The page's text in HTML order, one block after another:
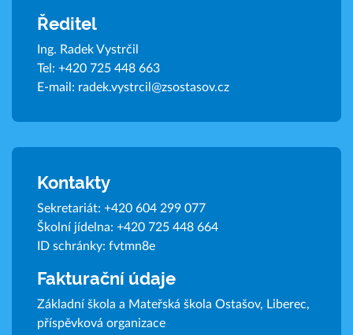
Ředitel
Ing. Radek Vystrčil
Tel: +420 725 448 663
E-mail: radek.vystrcil@zsostasov.cz
Kontakty
Sekretariát: +420 604 299 077
Školní jídelna: +420 725 448 664
ID schránky: fvtmn8e
Fakturační údaje
Základní škola a Mateřská škola Ostašov, Liberec,
příspěvková organizace